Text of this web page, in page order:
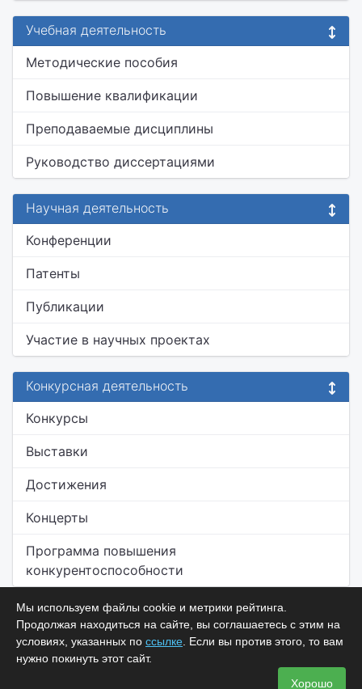
Учебная деятельность
Методические пособия
Повышение квалификации
Преподаваемые дисциплины
Руководство диссертациями
Научная деятельность
Конференции
Патенты
Публикации
Участие в научных проектах
Конкурсная деятельность
Конкурсы
Выставки
Достижения
Концерты
Программа повышения
конкурентоспособности
Мы используем файлы cookie и метрики рейтинга.
Продолжая находиться на сайте, вы соглашаетесь с этим на
условиях, указанных по ссылке . Если вы против этого, то вам
нужно покинуть этот сайт.
Хорошо